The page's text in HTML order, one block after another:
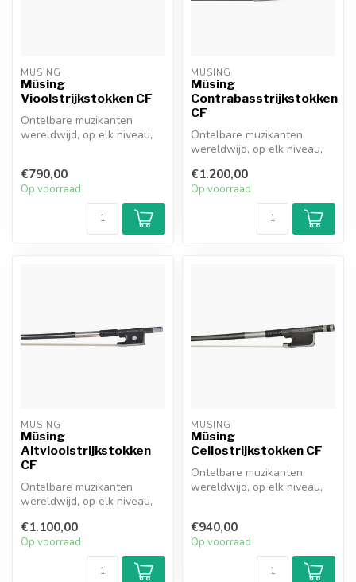
MÜSING
Müsing
Vioolstrijkstokken CF
Ontelbare muzikanten
wereldwijd, op elk niveau,
€790,00
Op voorraad
MÜSING
Müsing
Contrabasstrijkstokken
CF
Ontelbare muzikanten
wereldwijd, op elk niveau,
precies de...
€1.200,00
Op voorraad
MÜSING
Müsing
Altvioolstrijkstokken
CF
Ontelbare muzikanten
wereldwijd, op elk niveau,
precies de...
€1.100,00
Op voorraad
MÜSING
Müsing
Cellostrijkstokken CF
Ontelbare muzikanten
wereldwijd, op elk niveau,
€940,00
Op voorraad